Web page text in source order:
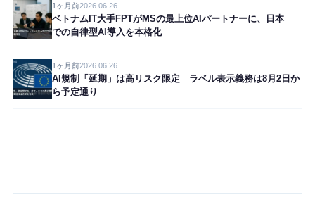
1ヶ月前2026.06.26
ベトナムIT大手FPTがMSの最上位AIパートナーに、日本
での自律型AI導入を本格化
1ヶ月前2026.06.26
AI規制「延期」は高リスク限定 ラベル表示義務は8月2日か
ら予定通り